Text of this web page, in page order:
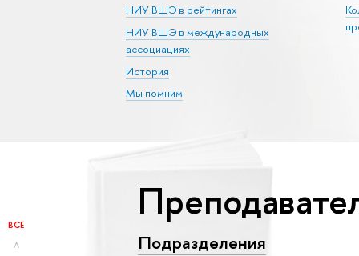
НИУ ВШЭ в рейтингах
НИУ ВШЭ в международных
ассоциациях
История
Мы помним
ВСЕ
А
Подразделения